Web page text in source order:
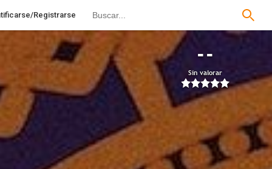
Registrarse
--
Sin valorar